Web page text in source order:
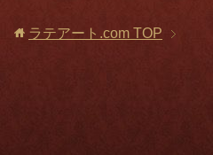
ラテアート.com TOP